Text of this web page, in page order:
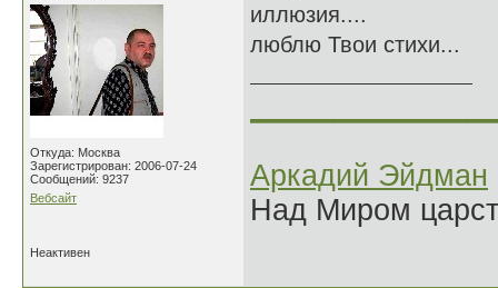
Откуда: Москва
Зарегистрирован: 2006-07-24
Сообщений: 9237
Вебсайт
иллюзия....
люблю Твои стихи...
Аркадий Эйдман
Над Миром
Неактивен